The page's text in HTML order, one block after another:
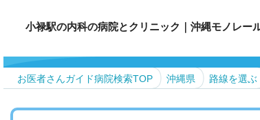
小禄駅の内科の病院とクリニック｜沖縄モノレー
お医者さんガイド病院検索TOP 沖縄県 路線を選ぶ